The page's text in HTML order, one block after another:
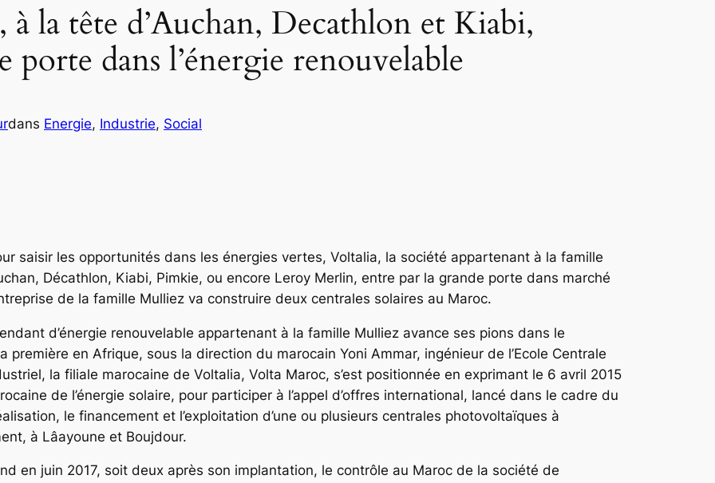
la tête d’Auchan, Decathlon et Kiabi,
dans l’énergie renouvelable
dans Energie, Industrie, Social
saisir les opportunités dans les énergies vertes, Voltalia, la société appartenant à la famille
Décathlon, Kiabi, Pimkie, ou encore Leroy Merlin, entre par la grande porte dans marché
de la famille Mulliez va construire deux centrales solaires au Maroc.
d’énergie renouvelable appartenant à la famille Mulliez avance ses pions dans le
première en Afrique, sous la direction du marocain Yoni Ammar, ingénieur de l’Ecole Centrale
la filiale marocaine de Voltalia, Volta Maroc, s’est positionnée en exprimant le 6 avril 2015
de l’énergie solaire, pour participer à l’appel d’offres international, lancé dans le cadre du
le financement et l’exploitation d’une ou plusieurs centrales photovoltaïques à
à Lâayoune et Boujdour.
en juin 2017, soit deux après son implantation, le contrôle au Maroc de la société de